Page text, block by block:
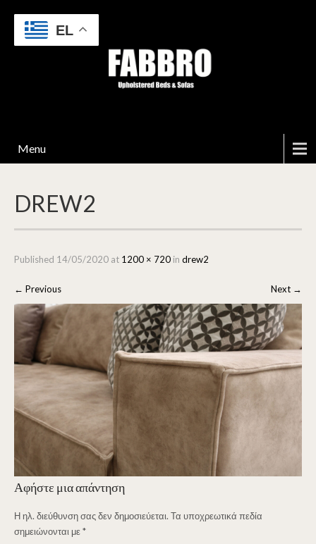
Menu
DREW2
Published 14/05/2020 at 1200 × 720 in drew2
← Previous Next →
Αφήστε μια απάντηση
Η ηλ. διεύθυνση σας δεν δημοσιεύεται. Τα υποχρεωτικά πεδία
σημειώνονται με*
EL